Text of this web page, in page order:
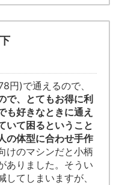
円)で通えるので、
で、とてもお得に利
も好きなときに通え
いて困るということ
の体型に合わせ手作
けのマシンだと小柄
ありました。そうい
てしまいますが、